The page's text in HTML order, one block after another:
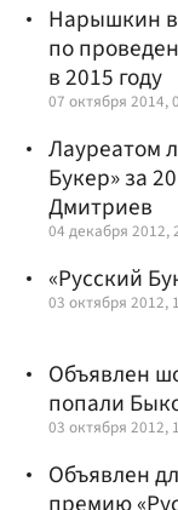
Нарышкин
по
в 2015 году
07 октября 2014,
Лауреатом
Букер» за
Дмитриев
04 декабря 2012,
«Русский
03 октября 2012,
Объявлен
попали
03 октября 2012,
Объявлен